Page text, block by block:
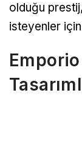
olduğu
isteyenler